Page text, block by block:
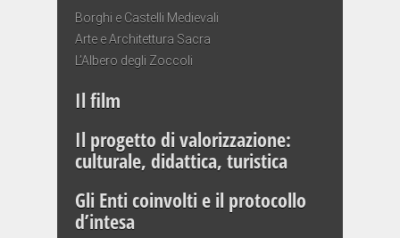
Borghi e Castelli Medievali
Arte e Architettura Sacra
L’Albero degli Zoccoli
Il film
Il progetto di valorizzazione:
culturale, didattica, turistica
Gli Enti coinvolti e il protocollo
d’intesa